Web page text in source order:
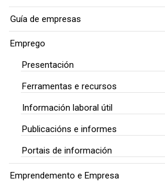
Guía de empresas
Emprego
Presentación
Ferramentas e recursos
Información laboral útil
Publicacións e informes
Portais de información
Emprendemento e Empresa